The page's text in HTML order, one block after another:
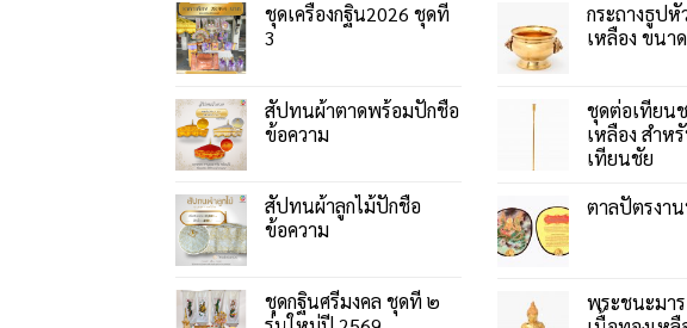
ชุดเครื่องกฐิน2026 ชุดที่
3
สัปทนผ้าตาดพร้อมปักชื่อ
ข้อความ
สัปทนผ้าลูกไม้ปักชื่อ
ข้อความ
ชุดกฐินศรีมงคล ชุดที่ ๒
กระถางธูปหั
เหลือง ขนา
ชุดต่อเทียน
เหลือง สำห
เทียนชัย
ตาลปัตรงา
พระชนะมา